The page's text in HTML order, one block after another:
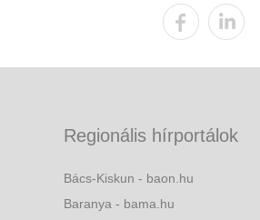
Regionális hírportálok
Bács-Kiskun - baon.hu
Baranya - bama.hu